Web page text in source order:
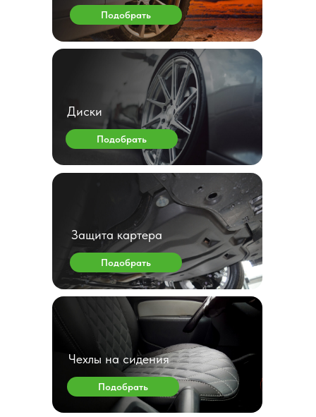
Защита картера
Подобрать
Чехлы на сидения
Подобрать
Диски
Подобрать
Подобрать